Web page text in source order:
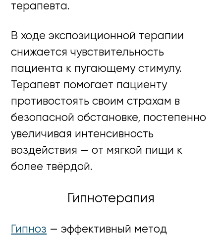
терапевта.
В ходе экспозиционной терапии
снижается чувствительность
пациента к пугающему стимулу.
Терапевт помогает пациенту
противостоять своим страхам в
безопасной обстановке, постепенно
увеличивая интенсивность
воздействия — от мягкой пищи к
более твёрдой.
Гипнотерапия
Гипноз — эффективный метод